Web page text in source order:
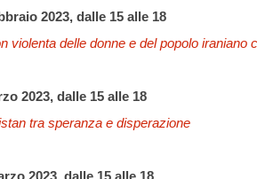
2023, dalle 15 alle 18
violenta delle donne e del popolo iraniano
2023, dalle 15 alle 18
tra speranza e disperazione
2023, dalle 15 alle 18